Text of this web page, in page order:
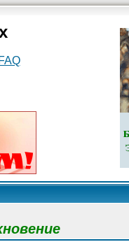
FAQ